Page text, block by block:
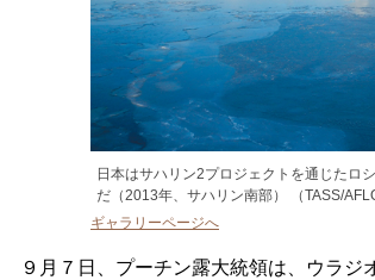
日本はサハリン2プロジェクトを通じたロ
だ（2013年、サハリン南部） （TASS/
ギャラリーページへ
９月７日、プーチン露大統領は、ウラジ